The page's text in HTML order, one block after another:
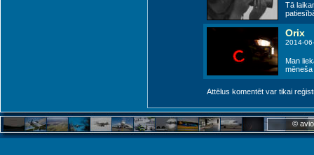
Tā
Orix
2014-
Man
mēneša
Attēlus komentēt var tikai
©